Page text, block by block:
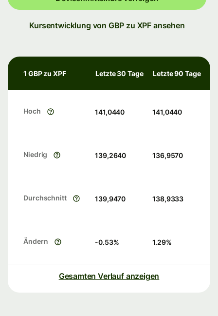
Kursentwicklung von GBP zu XPF ansehen
1 GBP zu XPF Letzte 30 Tage Letzte 90 Tage
Hoch 141,0440 141,0440
Niedrig 139,2640 136,9570
Durchschnitt 139,9470 138,9333
Ändern -0.53% 1.29%
Gesamten Verlauf anzeigen